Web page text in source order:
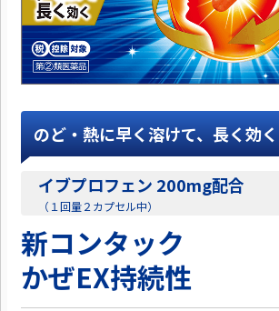
のど・熱に早く溶けて、長く効く
イブプロフェン 200mg配合
（１回量２カプセル中）
新コンタック
かぜEX持続性